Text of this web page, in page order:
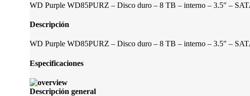
WD Purple WD85PURZ – Disco duro – 8 TB – interno – 3.5″ –
Descripción
WD Purple WD85PURZ – Disco duro – 8 TB – interno – 3.5″ –
Especificaciones
Descripción general